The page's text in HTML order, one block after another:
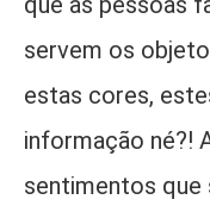
servem os
estas cores,
informação né?!
sentimentos que